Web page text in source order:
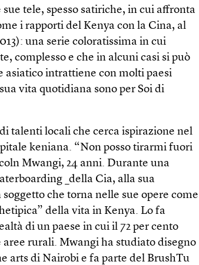
tele, spesso satiriche, in cui affronta
i rapporti del Kenya con la Cina, al
una serie coloratissima in cui
complesso e che in alcuni casi si può
asiatico intrattiene con molti paesi
vita quotidiana sono per Soi di
talenti locali che cerca ispirazione nel
keniana. “Non posso tirarmi fuori
Mwangi, 24 anni. Durante una
_della Cia, alla sua
che torna nelle sue opere come
della vita in Kenya. Lo fa
di un paese in cui il 72 per cento
rurali. Mwangi ha studiato disegno
arts di Nairobi e fa parte del BrushTu